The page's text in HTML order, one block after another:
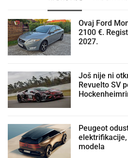
Ovaj Ford
2100 €.
2027.
Još nije ni
Revuelto SV
Peugeot
modela